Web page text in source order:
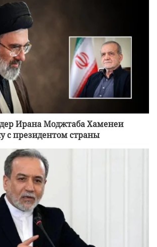
Ирана Моджтаба Хаменеи
с президентом страны